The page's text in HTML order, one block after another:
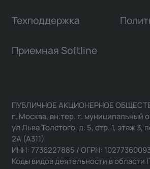
Техподдержка
Приемная Softline
ПУБЛИЧНОЕ АКЦИОНЕРНОЕ
г. Москва, вн.тер. г. муниципальный
ул Льва Толстого, д. 5, стр. 1, этаж
2А (А311)
ИНН: 7736227885 / ОГРН:
Коды видов деятельности в области